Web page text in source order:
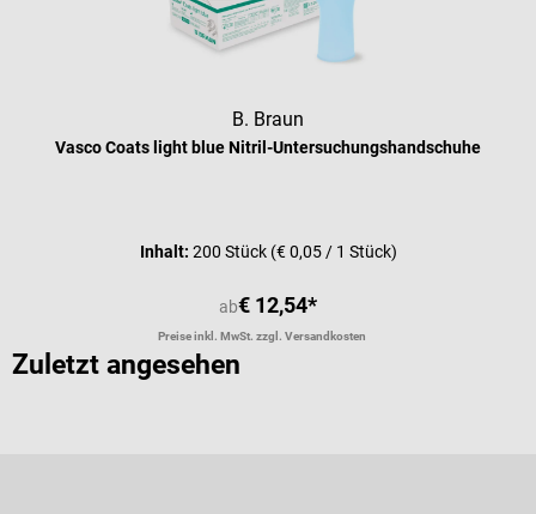
B. Braun
Vasco Coats light blue Nitril-Untersuchungshandschuhe
Inhalt: 200 Stück (€ 0,05 / 1 Stück)
ab€ 12,54*
Preise inkl. MwSt. zzgl. Versandkosten
Zuletzt angesehen